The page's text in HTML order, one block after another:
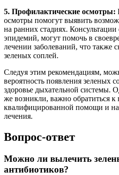
5. Профилактические осмотры:
осмотры помогут выявить
на ранних стадиях.
эпидемий, могут помочь в
лечении заболеваний, что также
зеленых соплей.
Следуя этим рекомендациям,
вероятность появления зеленых
здоровье дыхательной системы.
же возникли, важно обратиться к
квалифицированной помощи и
лечения.
Вопрос-ответ
Можно ли вылечить
антибиотиков?